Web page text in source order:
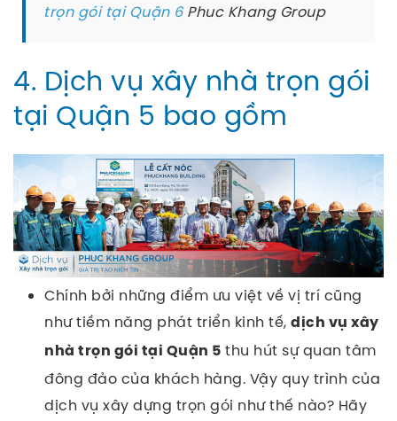
trọn gói tại Quận 6Phuc Khang Group
4. Dịch vụ xây nhà trọn gói
tại Quận 5 bao gồm
Chính bởi những điểm ưu việt về vị trí cũng
như tiềm năng phát triển kinh tế, dịch vụ xây
nhà trọn gói tại Quận 5 thu hút sự quan tâm
đông đảo của khách hàng. Vậy quy trình của
dịch vụ xây dựng trọn gói như thế nào? Hãy